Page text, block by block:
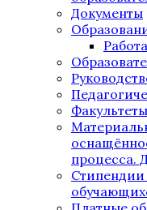
Документы
процесса.